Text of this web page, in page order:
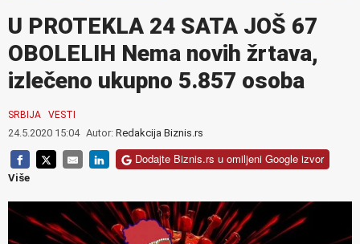
U PROTEKLA 24 SATA JOŠ 67
OBOLELIH Nema novih žrtava,
izlečeno ukupno 5.857 osoba
SRBIJA VESTI
24.5.2020 15:04 Autor: Redakcija Biznis.rs
Dodajte Biznis.rs u omiljeni Google izvor
Više